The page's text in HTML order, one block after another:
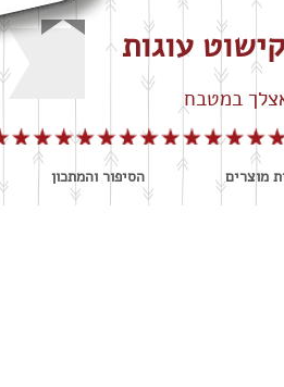
במטבח
עוגות
הסיפור והמתכון מוצרים